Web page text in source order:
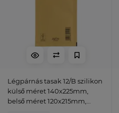
Légpárnás tasak 12/B szilikon
külső méret 140x225mm,
belső méret 120x215mm,